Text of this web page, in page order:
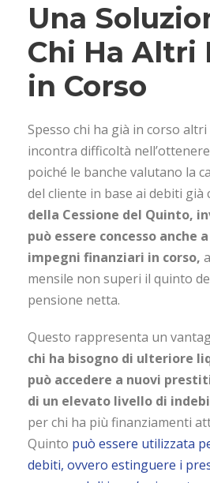
Una
Chi Ha Altri
in Corso
Spesso chi ha già in corso
incontra difficoltà
poiché le banche valutano la
del cliente in base ai debiti già
della Cessione del Quinto,
può essere concesso anche
impegni finanziari in corso,
mensile non superi il quinto
pensione netta.
Questo rappresenta un
chi ha bisogno di ulteriore
può accedere a nuovi
di un elevato livello di
per chi ha più finanziamenti
Quinto può essere utilizzata
debiti, ovvero estinguere i